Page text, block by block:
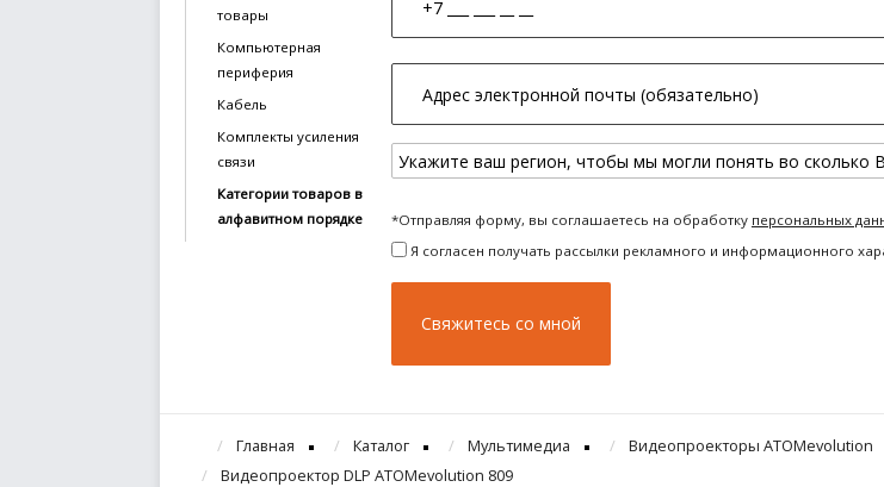
*Отправляя форму, вы соглашаетесь на обработку персональных
Я согласен получать рассылки рекламного и информационного
товары
Компьютерная
периферия
Кабель
Комплекты усиления
связи
Категории товаров в
алфавитном порядке
Главная Каталог Мультимедиа Видеопроекторы ATOMevolution
Видеопроектор DLP ATOMevolution 809